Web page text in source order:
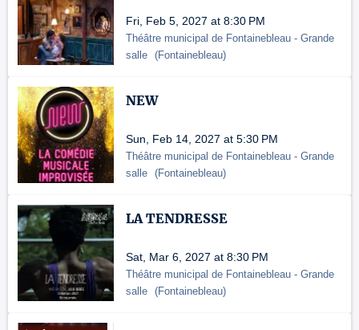
Fri, Feb 5, 2027 at 8:30 PM
Théâtre municipal de Fontainebleau - Grande
salle (Fontainebleau)
NEW
Sun, Feb 14, 2027 at 5:30 PM
Théâtre municipal de Fontainebleau - Grande
salle (Fontainebleau)
LA TENDRESSE
Sat, Mar 6, 2027 at 8:30 PM
Théâtre municipal de Fontainebleau - Grande
salle (Fontainebleau)